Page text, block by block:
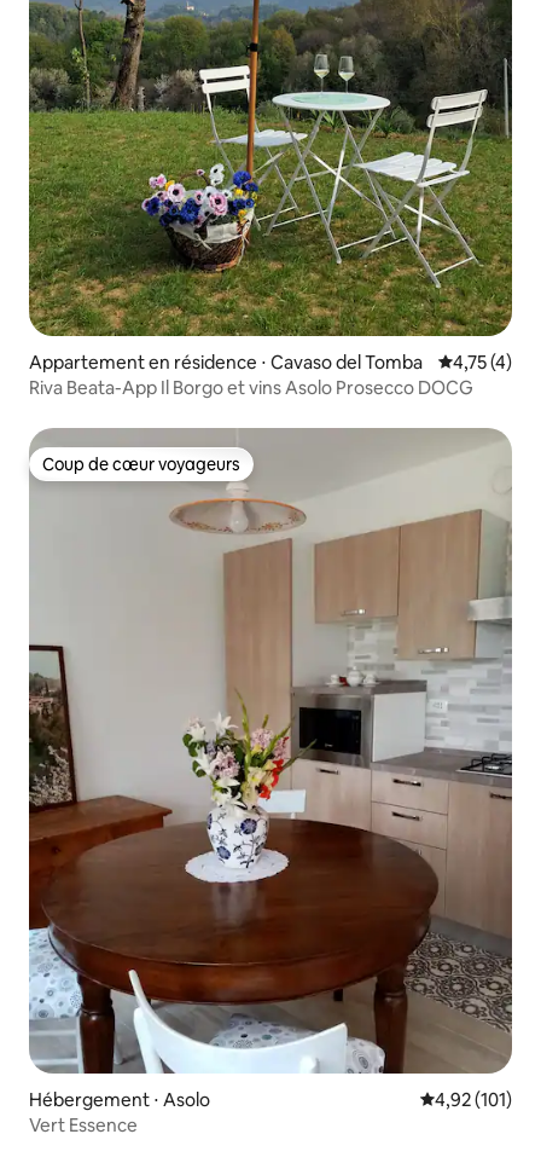
Appartement en résidence ⋅ Cavaso del Tomba Évaluation
4,75 (4)
Riva Beata-App Il Borgo et vins Asolo Prosecco DOCG
Coup de cœur voyageurs
Coup de cœur voyageurs
Hébergement ⋅ Asolo Évaluation
4,92 (101)
Vert Essence